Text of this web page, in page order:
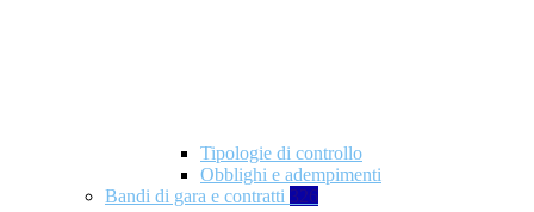
Tipologie di controllo
Obblighi e adempimenti
Bandi di gara e contratti 326